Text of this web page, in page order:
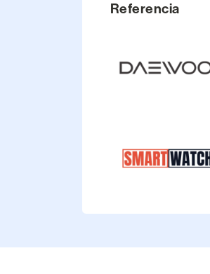
Referencia